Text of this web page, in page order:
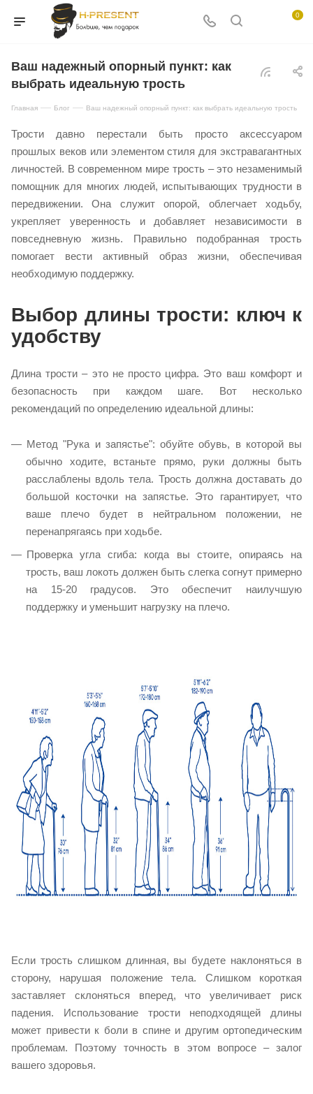
0
Ваш надежный опорный пункт: как
выбрать идеальную трость
Главная — Блог — Ваш надежный опорный пункт: как выбрать идеальную трость
Трости давно перестали быть просто аксессуаром
прошлых веков или элементом стиля для экстравагантных
личностей. В современном мире трость – это незаменимый
помощник для многих людей, испытывающих трудности в
передвижении. Она служит опорой, облегчает ходьбу,
укрепляет уверенность и добавляет независимости в
повседневную жизнь. Правильно подобранная трость
помогает вести активный образ жизни, обеспечивая
необходимую поддержку.
Выбор длины трости: ключ к
удобству
Длина трости – это не просто цифра. Это ваш комфорт и
безопасность при каждом шаге. Вот несколько
рекомендаций по определению идеальной длины:
Метод "Рука и запястье": обуйте обувь, в которой вы
обычно ходите, встаньте прямо, руки должны быть
расслаблены вдоль тела. Трость должна доставать до
большой косточки на запястье. Это гарантирует, что
ваше плечо будет в нейтральном положении, не
перенапрягаясь при ходьбе.
Проверка угла сгиба: когда вы стоите, опираясь на
трость, ваш локоть должен быть слегка согнут примерно
на 15-20 градусов. Это обеспечит наилучшую
поддержку и уменьшит нагрузку на плечо.
Если трость слишком длинная, вы будете наклоняться в
сторону, нарушая положение тела. Слишком короткая
заставляет склоняться вперед, что увеличивает риск
падения. Использование трости неподходящей длины
может привести к боли в спине и другим ортопедическим
проблемам. Поэтому точность в этом вопросе – залог
вашего здоровья.